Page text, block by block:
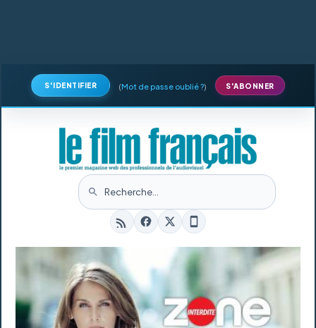
S'IDENTIFIER (Mot de passe oublié ?) S'ABONNER